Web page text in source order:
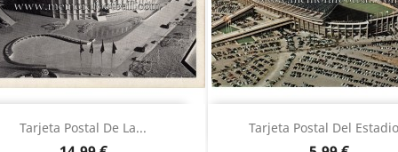
Tarjeta Postal De La...
Vista rápida Tarjeta Postal Del
 Vista rápida